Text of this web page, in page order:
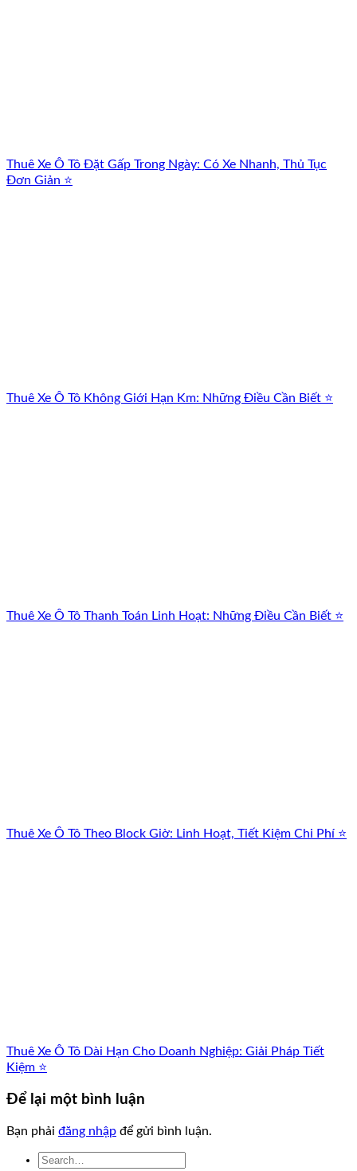
Thuê Xe Ô Tô Đặt Gấp Trong Ngày: Có Xe Nhanh, Thủ Tục
Đơn Giản ⭐
Thuê Xe Ô Tô Không Giới Hạn Km: Những Điều Cần Biết ⭐
Thuê Xe Ô Tô Thanh Toán Linh Hoạt: Những Điều Cần Biết ⭐
Thuê Xe Ô Tô Theo Block Giờ: Linh Hoạt, Tiết Kiệm Chi Phí ⭐
Thuê Xe Ô Tô Dài Hạn Cho Doanh Nghiệp: Giải Pháp Tiết
Kiệm ⭐
Để lại một bình luận
Bạn phải đăng nhập để gửi bình luận.